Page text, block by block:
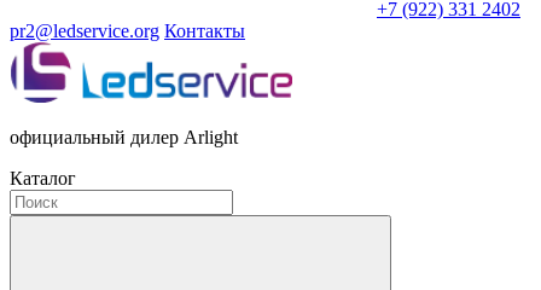
+7 (922) 331 2402
pr2@ledservice.org Контакты
официальный дилер Arlight
Каталог